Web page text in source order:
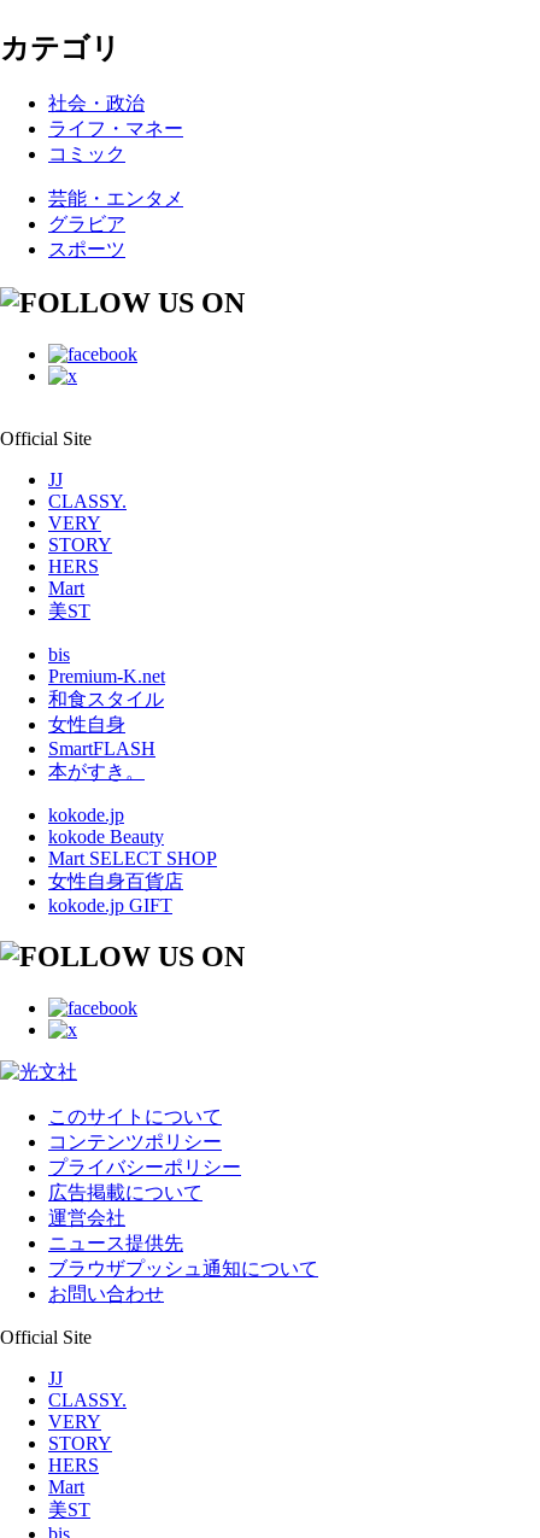
カテゴリ
社会・政治
ライフ・マネー
コミック
芸能・エンタメ
グラビア
スポーツ
Official Site
JJ
CLASSY.
VERY
STORY
HERS
Mart
美ST
bis
Premium-K.net
和食スタイル
女性自身
SmartFLASH
本がすき。
kokode.jp
kokode Beauty
Mart SELECT SHOP
女性自身百貨店
kokode.jp GIFT
このサイトについて
コンテンツポリシー
プライバシーポリシー
広告掲載について
運営会社
ニュース提供先
ブラウザプッシュ通知について
お問い合わせ
Official Site
JJ
CLASSY.
VERY
STORY
HERS
Mart
美ST
bis